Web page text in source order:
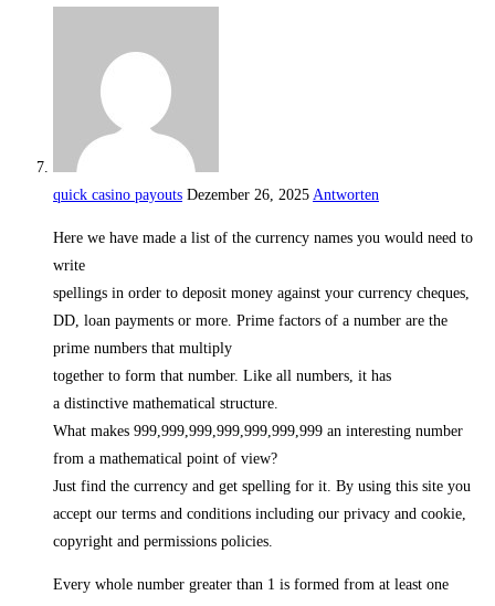
quick casino payouts Dezember 26, 2025 Antworten
Here we have made a list of the currency names you would need to
write
spellings in order to deposit money against your currency cheques,
DD, loan payments or more. Prime factors of a number are the
prime numbers that multiply
together to form that number. Like all numbers, it has
a distinctive mathematical structure.
What makes 999,999,999,999,999,999,999 an interesting number
from a mathematical point of view?
Just find the currency and get spelling for it. By using this site you
accept our terms and conditions including our privacy and cookie,
copyright and permissions policies.
Every whole number greater than 1 is formed from at least one